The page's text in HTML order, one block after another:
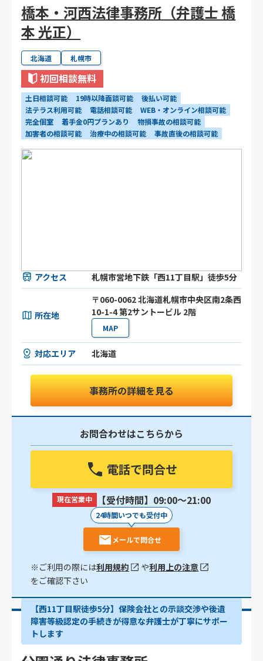
橋本・河西法律事務所（弁護士 橋
本 光正）
北海道 札幌市
初回相談無料
土日相談可能 19時以降面談可能
後払い可能
法テラス利用可能
電話相談可能
WEB・オンライン相談可能
完全個室
着手金0円プランあり
物損事故の相談可能
加害者の相談可能
治療中の相談可能 事故直後の相談可能
アクセス 札幌市営地下鉄「西11丁目駅」徒歩5分
所在地
〒060-0062 北海道札幌市中央区南2条西
10-1-4 第2サントービル 2階
MAP
対応エリア 北海道
事務所の詳細を見る
お問合わせはこちらから
電話で問合せ
現在営業中 【受付時間】09:00〜21:00
24時間いつでも受付中
メールで問合せ
※ご利用の際には利用規約 や利用上の注意
をご確認下さい
【西11丁目駅徒歩5分】保険会社との示談交渉や後遺
障害等級認定の手続きが得意な弁護士が丁寧にサポー
トします